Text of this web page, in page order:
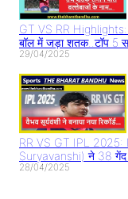
GT VS RR
बॉल में जड़ा शतक..टॉप 5
29/04/2025
RR VS GT IPL 2025:
Suryavanshi) ने 38 गेंद
28/04/2025